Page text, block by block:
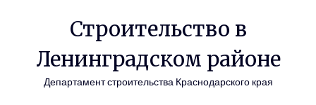
Строительство в
Ленинградском районе
Департамент строительства Краснодарского края